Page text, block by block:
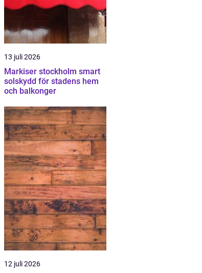
13 juli 2026
Markiser stockholm smart
solskydd för stadens hem
och balkonger
12 juli 2026